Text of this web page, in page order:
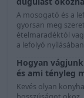
A mosogató és a
gyorsan meg
ételmaradéktól
a lefolyó
Hogyan
és ami tényleg
Kevés olyan